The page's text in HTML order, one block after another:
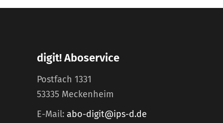
digit! Aboservice
Postfach 1331
53335 Meckenheim
E-Mail: abo-digit@ips-d.de